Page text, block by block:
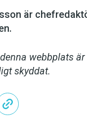
är
webbplats är
skyddat.